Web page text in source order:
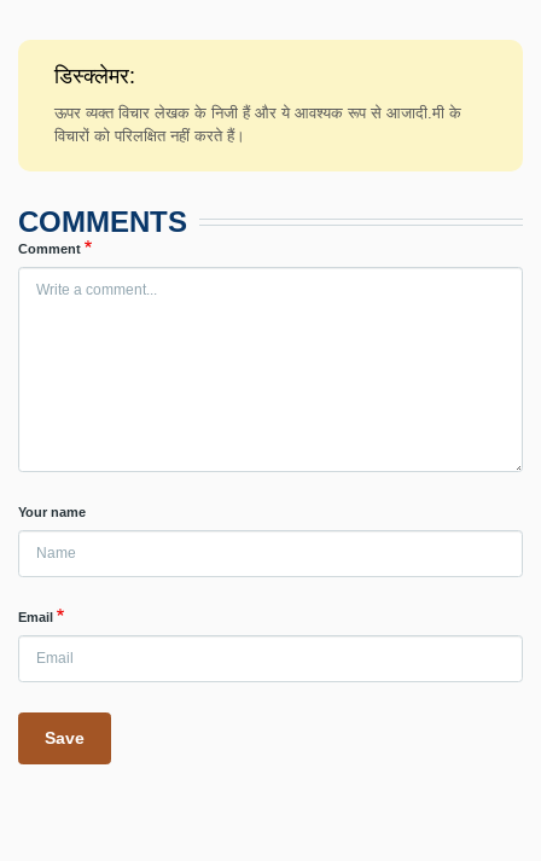
डिस्क्लेमर:
ऊपर व्यक्त विचार लेखक के निजी हैं और ये आवश्यक रूप से आजादी.मी के
विचारों को परिलक्षित नहीं करते हैं।
COMMENTS
Comment
Your name
Email